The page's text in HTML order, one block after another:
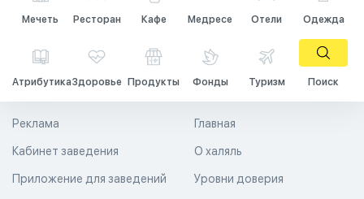
Мечеть Ресторан Кафе Медресе Отели Одежда
АтрибутикаЗдоровье Продукты Фонды Туризм Поиск
Главная
О халяль
Уровни доверия
Реклама
Кабинет заведения
Приложение для заведений